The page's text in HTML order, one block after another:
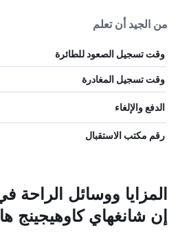
من الجيد أن تعلم
وقت تسجيل الصعود للطائرة
وقت تسجيل المغادرة
الدفع والإلغاء
رقم مكتب الاستقبال
المزايا ووسائل الراحة
إن شانغهاي كاوهيجينج